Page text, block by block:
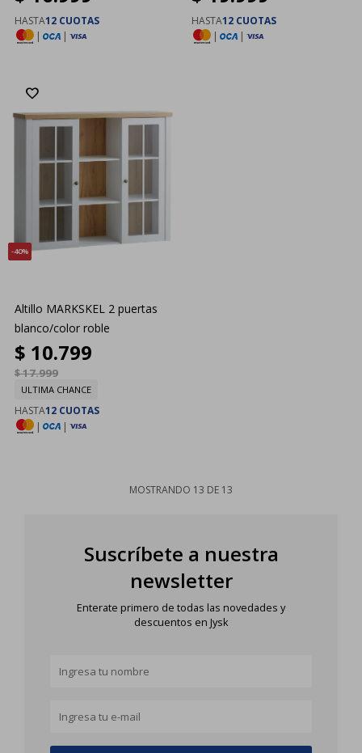
HASTA12 CUOTAS
|
|
HASTA12 CUOTAS
|
|
40
Altillo MARKSKEL 2 puertas
blanco/color roble
$ 10.799
$17.999
ULTIMA CHANCE
HASTA12 CUOTAS
|
|
MOSTRANDO 13 DE 13
Suscríbete a nuestra
newsletter
Enterate primero de todas las novedades y
descuentos en Jysk